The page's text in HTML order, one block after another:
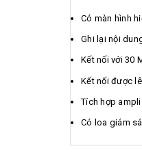
Có màn hình
Ghi lại nội
Kết nối với 30
Kết nối được
Tích hợp
Có loa giám